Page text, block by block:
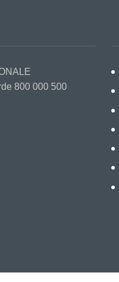
800 000 500